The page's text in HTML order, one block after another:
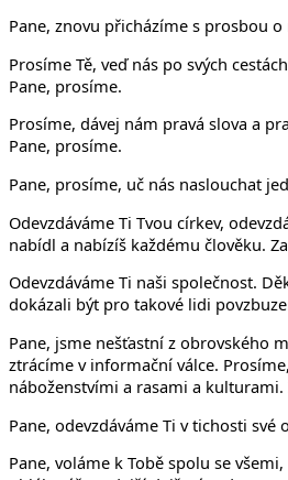
Pane, znovu přicházíme s prosbou
Prosíme Tě, veď nás po svých
Pane, prosíme.
Prosíme, dávej nám pravá slova a
Pane, prosíme.
Pane, prosíme, uč nás naslouchat
Odevzdáváme Ti Tvou církev,
nabídl a nabízíš každému člověku.
Odevzdáváme Ti naši společnost.
dokázali být pro takové lidi
Pane, jsme nešťastní z obrovského
ztrácíme v informační válce.
náboženstvími a rasami a kulturami.
Pane, odevzdáváme Ti v tichosti své
Pane, voláme k Tobě spolu se